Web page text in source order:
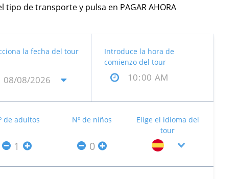
de transporte y pulsa en PAGAR AHORA
la fecha del tour
Introduce la hora de
comienzo del tour
de adultos Nº de niños
Elige el idioma del
tour